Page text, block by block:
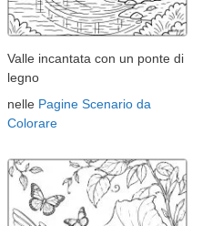
Valle incantata con un ponte di
legno
nelle Pagine Scenario da
Colorare